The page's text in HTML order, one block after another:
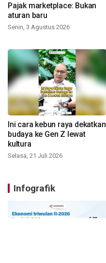
Pajak marketplace: Bukan
aturan baru
Senin, 3 Agustus 2026
Ini cara kebun raya dekatkan
budaya ke Gen Z lewat
kultura
Selasa, 21 Juli 2026
Infografik